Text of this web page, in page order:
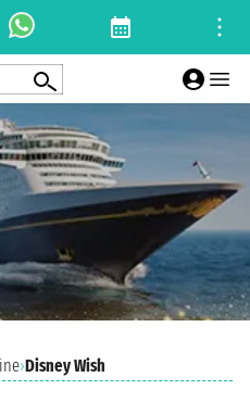
›Disney Wish